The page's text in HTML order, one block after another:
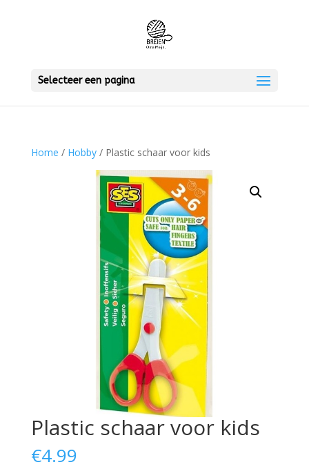
Selecteer een pagina
Home / Hobby/ Plastic schaar voor kids
Plastic schaar voor kids
€4.99